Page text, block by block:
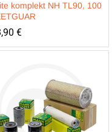
komplekt NH TL90, 100
€